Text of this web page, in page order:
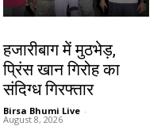
हजारीबाग में मुठभेड़,
प्रिंस खान गिरोह का
संदिग्ध गिरफ्तार
Birsa Bhumi Live -
August 8, 2026